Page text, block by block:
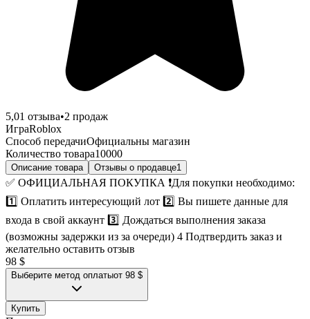
5,01 отзыва•2 продаж
ИграRoblox
Способ передачиОфициальны магазин
Количество товара10000
Описание товара Отзывы о продавце1
✅ ОФИЦИАЛЬНАЯ ПОКУПКА ❗Для покупки необходимо:
1️⃣ Оплатить интересующий лот 2️⃣ Вы пишете данные для
входа в свой аккаунт 3️⃣ Дождаться выполнения заказа
(возможны задержки из за очереди) 4️ Подтвердить заказ и
желательно оставить отзыв
98 $
Выберите метод оплатыот 98 $
Купить